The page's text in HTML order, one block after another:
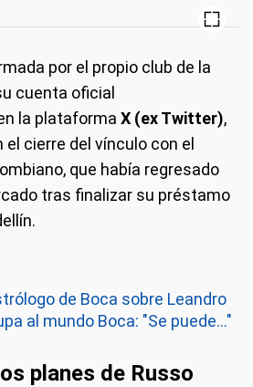
por el propio club de la
cuenta oficial
la plataforma X (ex Twitter),
cierre del vínculo con el
que había regresado
tras finalizar su préstamo
de Boca sobre Leandro
al mundo Boca: "Se puede..."
planes de Russo